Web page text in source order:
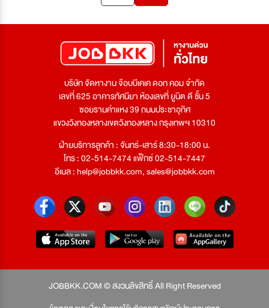
บริษัท จัดหางาน จ๊อบบีเคเค ดอท คอม จำกัด
เลขที่ 625 อาคารทัศนียา ห้องเลขที่ ยูนิต ดี ชั้น 5
ซอยรามคำแหง 39 ถนนประชาอุทิศ
แขวงวังทองหลางเขตวังทองหลาง กรุงเทพฯ 10310
ฝ่ายบริการลูกค้า : จันทร์-เสาร์ 8:30-18:00 น.
โทร : 02-514-7474 แฟ็กซ์ 02-514-7447
อีเมล :help@jobbkk.com,sales@jobbkk.com
JOBBKK.COM © สงวนลิขสิทธิ์ All Right Reserved